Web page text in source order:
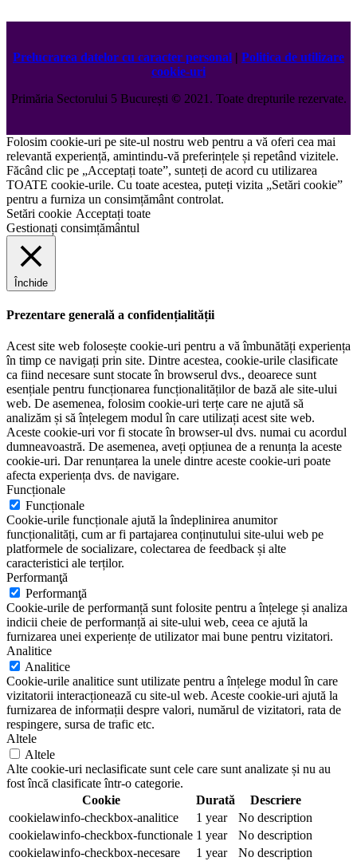
Prelucrarea datelor cu caracter personal | Politica de utilizare
cookie-uri
Primăria Sectorului 5 București ©️2021. Toate drepturile rezervate.
Folosim cookie-uri pe site-ul nostru web pentru a vă oferi cea mai
relevantă experiență, amintindu-vă preferințele și repetând vizitele.
Făcând clic pe „Acceptați toate”, sunteți de acord cu utilizarea
TOATE cookie-urile. Cu toate acestea, puteți vizita „Setări cookie”
pentru a furniza un consimțământ controlat.
Setări cookie Acceptați toate
Gestionați consimțământul
Închide
Prezentare generală a confidențialității
Acest site web folosește cookie-uri pentru a vă îmbunătăți experiența
în timp ce navigați prin site. Dintre acestea, cookie-urile clasificate
ca fiind necesare sunt stocate în browserul dvs., deoarece sunt
esențiale pentru funcționarea funcționalităților de bază ale site-ului
web. De asemenea, folosim cookie-uri terțe care ne ajută să
analizăm și să înțelegem modul în care utilizați acest site web.
Aceste cookie-uri vor fi stocate în browser-ul dvs. numai cu acordul
dumneavoastră. De asemenea, aveți opțiunea de a renunța la aceste
cookie-uri. Dar renunțarea la unele dintre aceste cookie-uri poate
afecta experiența dvs. de navigare.
Funcționale
Funcționale
Cookie-urile funcționale ajută la îndeplinirea anumitor
funcționalități, cum ar fi partajarea conținutului site-ului web pe
platformele de socializare, colectarea de feedback și alte
caracteristici ale terților.
Performanţă
Performanţă
Cookie-urile de performanță sunt folosite pentru a înțelege și analiza
indicii cheie de performanță ai site-ului web, ceea ce ajută la
furnizarea unei experiențe de utilizator mai bune pentru vizitatori.
Analitice
Analitice
Cookie-urile analitice sunt utilizate pentru a înțelege modul în care
vizitatorii interacționează cu site-ul web. Aceste cookie-uri ajută la
furnizarea de informații despre valori, numărul de vizitatori, rata de
respingere, sursa de trafic etc.
Altele
Altele
Alte cookie-uri neclasificate sunt cele care sunt analizate și nu au
fost încă clasificate într-o categorie.
Cookie
Durată
Descriere
cookielawinfo-checkbox-analitice
1 year
No description
cookielawinfo-checkbox-functionale 1 year
No description
cookielawinfo-checkbox-necesare
1 year
No description